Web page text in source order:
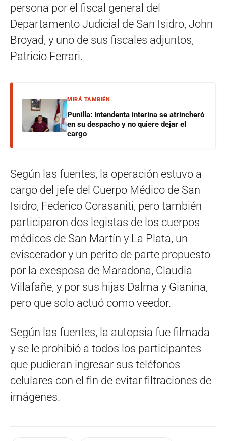
persona por el fiscal general del
Departamento Judicial de San Isidro, John
Broyad, y uno de sus fiscales adjuntos,
Patricio Ferrari.
MIRÁ TAMBIÉN
Punilla: Intendenta interina se atrincheró
en su despacho y no quiere dejar el
cargo
Según las fuentes, la operación estuvo a
cargo del jefe del Cuerpo Médico de San
Isidro, Federico Corasaniti, pero también
participaron dos legistas de los cuerpos
médicos de San Martín y La Plata, un
eviscerador y un perito de parte propuesto
por la exesposa de Maradona, Claudia
Villafañe, y por sus hijas Dalma y Gianina,
pero que solo actuó como veedor.
Según las fuentes, la autopsia fue filmada
y se le prohibió a todos los participantes
que pudieran ingresar sus teléfonos
celulares con el fin de evitar filtraciones de
imágenes.